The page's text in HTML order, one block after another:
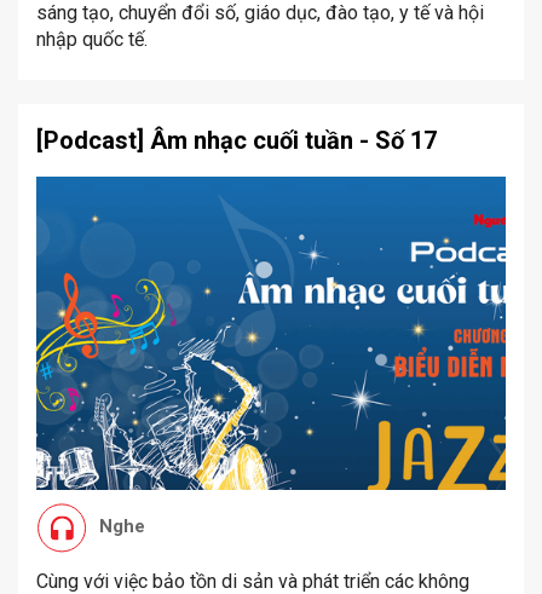
sáng tạo, chuyển đổi số, giáo dục, đào tạo, y tế và hội
nhập quốc tế.
[Podcast] Âm nhạc cuối tuần - Số 17
Nghe
Cùng với việc bảo tồn di sản và phát triển các không